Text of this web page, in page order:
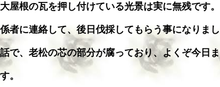
屋根の瓦を押し付けている光景は実に無残です。
者に連絡して、後日伐採してもらう事になりまし
で、老松の芯の部分が腐っており、よくぞ今日ま
。